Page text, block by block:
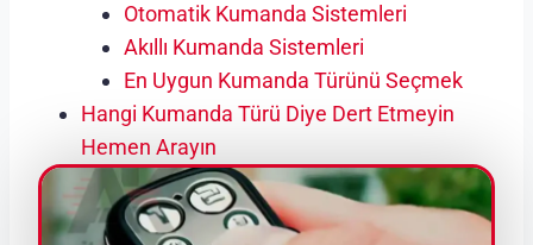
Otomatik Kumanda Sistemleri
Akıllı Kumanda Sistemleri
En Uygun Kumanda Türünü Seçmek
Hangi Kumanda Türü Diye Dert Etmeyin
Hemen Arayın